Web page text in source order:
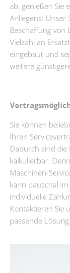
ab, genießen Sie
Anliegens: Unser
Beschaffung von
Vielzahl an
eingebaut und
weitere
Sie können
Ihren
Dadurch sind
kalkulierbar.
Maschinen-
kann pauschal
individuelle
Kontaktieren Sie
passende Lösung.